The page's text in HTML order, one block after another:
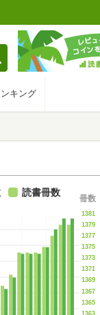
キング
1363
1365
1367
1369
1371
1373
1375
1377
1379
1381
冊数
読書冊数